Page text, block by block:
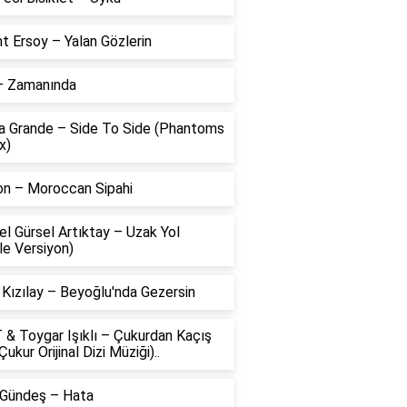
Ersoy – Yalan Gözlerin
Zamanında
Grande – Side To Side (Phantoms
– Moroccan Sipahi
Gürsel Artıktay – Uzak Yol
Versiyon)
– Beyoğlu'nda Gezersin
& Toygar Işıklı – Çukurdan Kaçış
Orijinal Dizi Müziği)..
– Hata